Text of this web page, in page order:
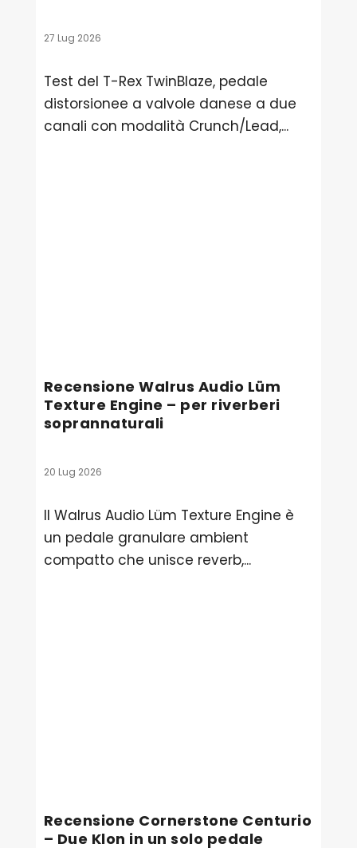
27 Lug 2026
Test del T-Rex TwinBlaze, pedale
distorsionee a valvole danese a due
canali con modalità Crunch/Lead,...
Recensione Walrus Audio Lüm
Texture Engine – per riverberi
soprannaturali
20 Lug 2026
Il Walrus Audio Lüm Texture Engine è
un pedale granulare ambient
compatto che unisce reverb,...
Recensione Cornerstone Centurio
– Due Klon in un solo pedale